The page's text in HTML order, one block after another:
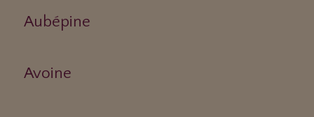
Aubépine
Avoine